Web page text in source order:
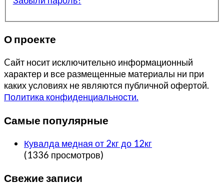
О проекте
Cайт носит исключительно информационный
характер и все размещенные материалы ни при
каких условиях не являются публичной офертой.
Политика конфиденциальности.
Самые популярные
Кувалда медная от 2кг до 12кг
(1336 просмотров)
Свежие записи